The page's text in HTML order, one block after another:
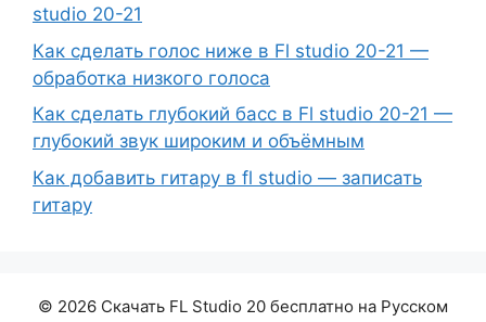
studio 20-21
Как сделать голос ниже в Fl studio 20-21 —
обработка низкого голоса
Как сделать глубокий басс в Fl studio 20-21 —
глубокий звук широким и объёмным
Как добавить гитару в fl studio — записать
гитару
© 2026 Скачать FL Studio 20 бесплатно на Русском